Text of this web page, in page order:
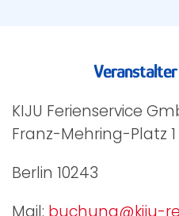
KIJU Ferienservice
Franz-Mehring-Platz 1
Berlin 10243
Mail: buchung@kiju-